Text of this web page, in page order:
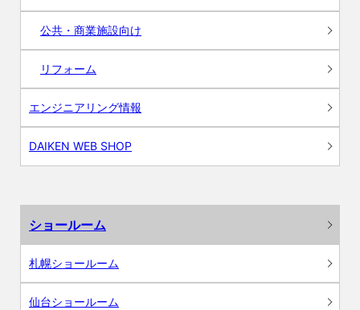
公共・商業施設向け
リフォーム
エンジニアリング情報
DAIKEN WEB SHOP
ショールーム
札幌ショールーム
仙台ショールーム